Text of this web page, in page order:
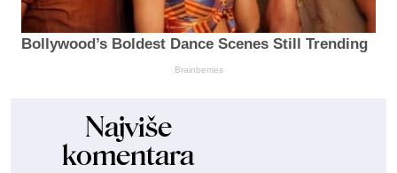
Bollywood’s Boldest Dance Scenes Still Trending
Brainberries
Najviše
komentara